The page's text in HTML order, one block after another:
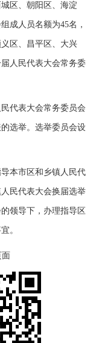
区、朝阳区、海淀
成人员名额为45名，
区、昌平区、大兴
人民代表大会常务委
代表大会常务委员会
选举。选举委员会设
本市区和乡镇人民代
民代表大会换届选举
领导下，办理指导区
。